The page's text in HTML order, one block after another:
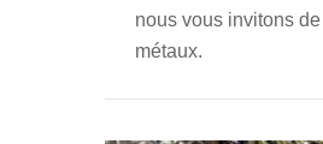
nous vous invitons
métaux.